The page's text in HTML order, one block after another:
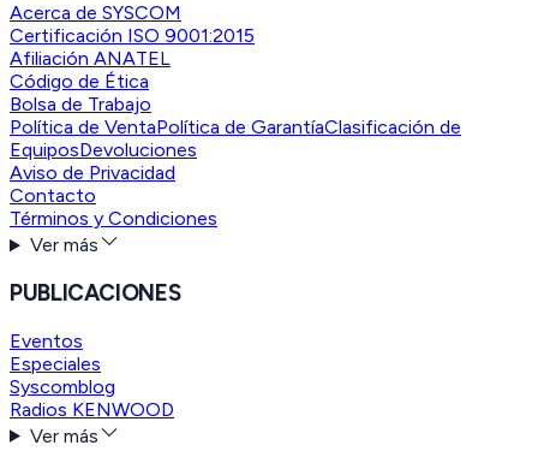
Acerca de SYSCOM
Certificación ISO 9001:2015
Afiliación ANATEL
Código de Ética
Bolsa de Trabajo
Política de VentaPolítica de GarantíaClasificación de
EquiposDevoluciones
Aviso de Privacidad
Contacto
Términos y Condiciones
Ver más
PUBLICACIONES
Eventos
Especiales
Syscomblog
Radios KENWOOD
Ver más